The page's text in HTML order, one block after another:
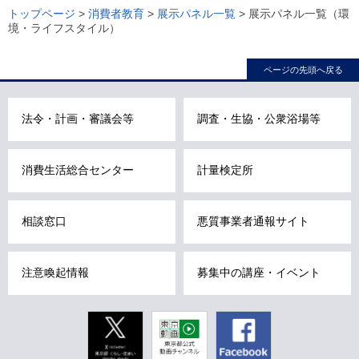
ー
カ
で
トップページ > 消費者教育 > 展示パネル一覧 > 展示パネル一覧（環
境・ライフスタイル）
ページの先頭へ戻る
法令・計画・審議会等 調査・生協・公衆浴場等
消費生活総合センター 計量検定所
相談窓口 悪質事業者通報サイト
注意喚起情報 募集中の講座・イベント
Twitter
東京動画
東京都公式
動画チャン
Facebook